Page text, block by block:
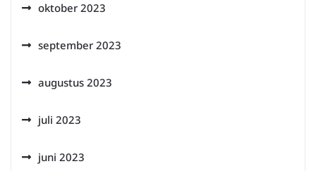
oktober 2023
september 2023
augustus 2023
juli 2023
juni 2023